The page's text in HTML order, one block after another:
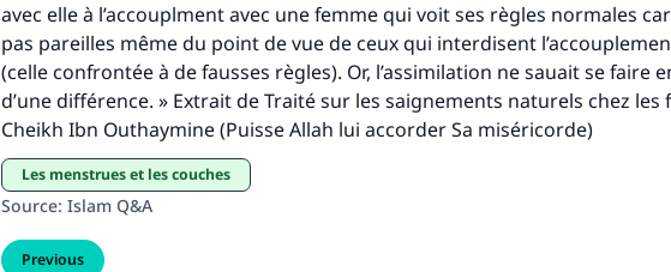
avec elle à l’accouplment avec une femme qui voit ses règles normales
pas pareilles même du point de vue de ceux qui interdisent
(celle confrontée à de fausses règles). Or, l’assimilation ne sauait se faire
d’une différence. » Extrait de Traité sur les saignements naturels chez les
Cheikh Ibn Outhaymine (Puisse Allah lui accorder Sa miséricorde)
Les menstrues et les couches
Source: Islam Q&A
Previous
Soutenez IslamQA